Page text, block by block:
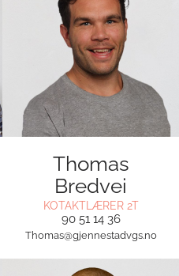
Thomas
Bredvei
KOTAKTLÆRER 2T
90 51 14 36
Thomas@gjennestadvgs.no